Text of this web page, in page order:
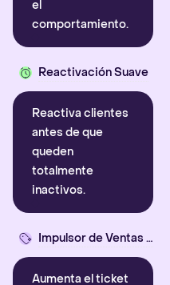
el
comportamiento.
Reactivación Suave
Reactiva clientes
antes de que
queden
totalmente
inactivos.
Impulsor de Ventas Cruzadas
Aumenta el ticket